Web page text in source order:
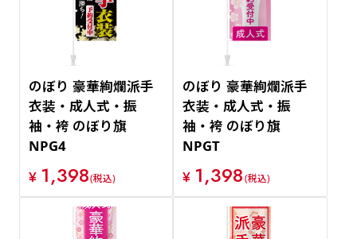
のぼり 豪華絢爛派手
衣装・成人式・振
袖・袴 のぼり旗
NPG4
¥ 1,398(税込)
のぼり 豪華絢爛派手
衣装・成人式・振
袖・袴 のぼり旗
NPGT
¥ 1,398(税込)